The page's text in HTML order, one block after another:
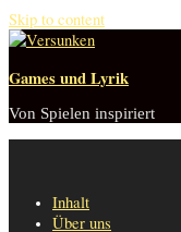
Skip to content
Games und Lyrik
Von Spielen inspiriert
Inhalt
Über uns